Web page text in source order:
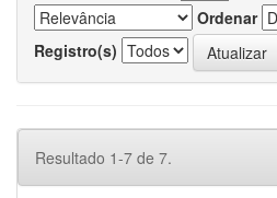
Ordenar
Registro(s)
Resultado 1-7 de 7.